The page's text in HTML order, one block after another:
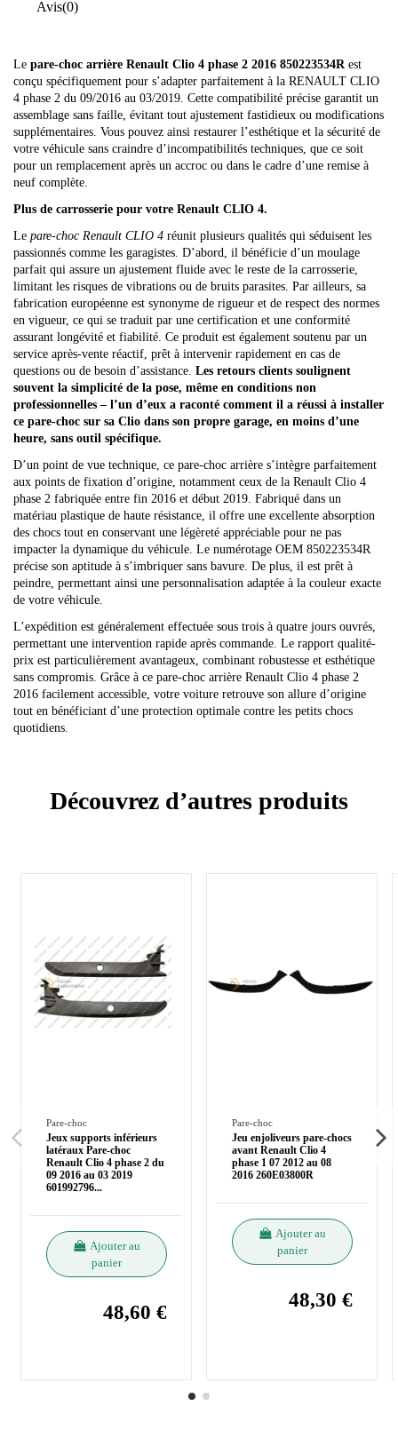
Avis(0)
Le pare-choc arrière Renault Clio 4 phase 2 2016 850223534R est
conçu spécifiquement pour s’adapter parfaitement à la RENAULT CLIO
4 phase 2 du 09/2016 au 03/2019. Cette compatibilité précise garantit un
assemblage sans faille, évitant tout ajustement fastidieux ou modifications
supplémentaires. Vous pouvez ainsi restaurer l’esthétique et la sécurité de
votre véhicule sans craindre d’incompatibilités techniques, que ce soit
pour un remplacement après un accroc ou dans le cadre d’une remise à
neuf complète.
Plus de carrosserie pour votre Renault CLIO 4.
Le pare-choc Renault CLIO 4 réunit plusieurs qualités qui séduisent les
passionnés comme les garagistes. D’abord, il bénéficie d’un moulage
parfait qui assure un ajustement fluide avec le reste de la carrosserie,
limitant les risques de vibrations ou de bruits parasites. Par ailleurs, sa
fabrication européenne est synonyme de rigueur et de respect des normes
en vigueur, ce qui se traduit par une certification et une conformité
assurant longévité et fiabilité. Ce produit est également soutenu par un
service après-vente réactif, prêt à intervenir rapidement en cas de
questions ou de besoin d’assistance. Les retours clients soulignent
souvent la simplicité de la pose, même en conditions non
professionnelles – l’un d’eux a raconté comment il a réussi à installer
ce pare-choc sur sa Clio dans son propre garage, en moins d’une
heure, sans outil spécifique.
D’un point de vue technique, ce pare-choc arrière s’intègre parfaitement
aux points de fixation d’origine, notamment ceux de la Renault Clio 4
phase 2 fabriquée entre fin 2016 et début 2019. Fabriqué dans un
matériau plastique de haute résistance, il offre une excellente absorption
des chocs tout en conservant une légèreté appréciable pour ne pas
impacter la dynamique du véhicule. Le numérotage OEM 850223534R
précise son aptitude à s’imbriquer sans bavure. De plus, il est prêt à
peindre, permettant ainsi une personnalisation adaptée à la couleur exacte
de votre véhicule.
L’expédition est généralement effectuée sous trois à quatre jours ouvrés,
permettant une intervention rapide après commande. Le rapport qualité-
prix est particulièrement avantageux, combinant robustesse et esthétique
sans compromis. Grâce à ce pare-choc arrière Renault Clio 4 phase 2
2016 facilement accessible, votre voiture retrouve son allure d’origine
tout en bénéficiant d’une protection optimale contre les petits chocs
quotidiens.
Découvrez d’autres produits
Pare-choc
Jeux supports inférieurs
latéraux Pare-choc
Renault Clio 4 phase 2 du
09 2016 au 03 2019
601992796...
Ajouter au
panier
48,60 €
Pare-choc
Jeu enjoliveurs pare-chocs
avant Renault Clio 4
phase 1 07 2012 au 08
2016 260E03800R
Ajouter au
panier
48,30 €